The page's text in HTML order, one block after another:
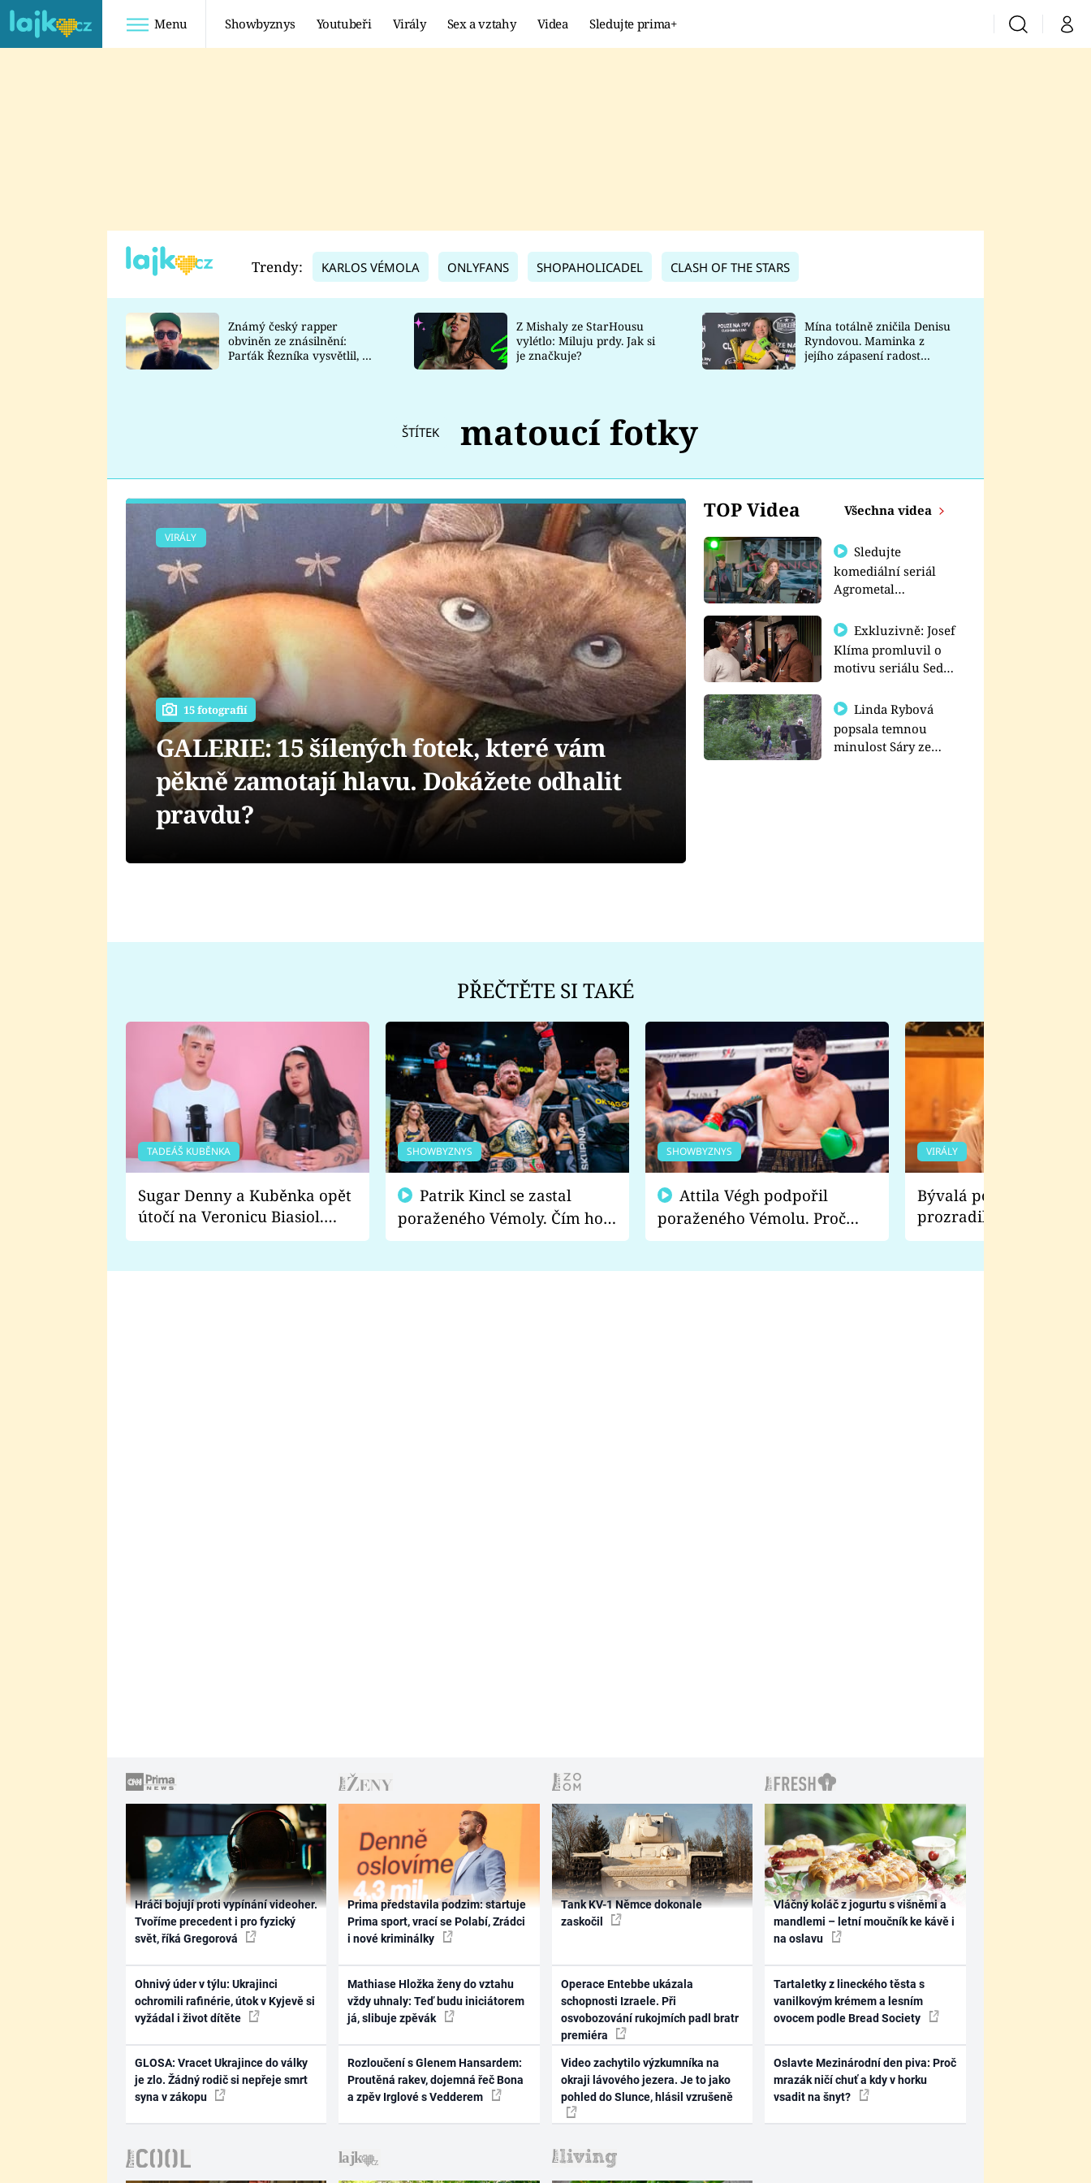
Menu Showbyznys Youtubeři Virály Sex a vztahy Videa Sledujte prima+ VyhledáváníMůj
TADEÁŠ KUBĚNKA
DATEL
Prima Lajk
Sledujte nás
Trendy: KARLOS VÉMOLA ONLYFANS SHOPAHOLICADEL CLASH OF THE STARS
Známý český rapper
obviněn ze znásilnění:
Parťák Řezníka vysvětlil, co
Z Mishaly ze StarHousu
vylétlo: Miluju prdy. Jak si
je značkuje?
Mína totálně zničila Denisu
Ryndovou. Maminka z
jejího zápasení radost
ŠTÍTEK matoucí fotky
TOP Videa Všechna videa
Sledujte
komediální seriál
Agrometal
prima+
Exkluzivně: Josef
Klíma promluvil o
motivu seriálu Sedm
Linda Rybová
popsala temnou
minulost Sáry ze
VIRÁLY
15 fotografií
GALERIE: 15 šílených fotek, které vám
pěkně zamotají hlavu. Dokážete odhalit
pravdu?
PŘEČTĚTE SI TAKÉ
TADEÁŠ KUBĚNKA
Sugar Denny a Kuběnka opět
útočí na Veronicu Biasiol.
Proč je podle nich falešná a
SHOWBYZNYS
poraženého Vémoly. Čím ho
fanoušci naštvali?
SHOWBYZNYS
poraženého Vémolu. Proč
chce raději zápasit s ním než
VIRÁLY
Bývalá pornoherečka
prozradila, co ji
natáčení Euforie.
Hráči bojují proti vypínání videoher.
Tvoříme precedent i pro fyzický
svět, říká Gregorová
Ohnivý úder v týlu: Ukrajinci
ochromili rafinérie, útok v Kyjevě si
vyžádal i život dítěte
GLOSA: Vracet Ukrajince do války
je zlo. Žádný rodič si nepřeje smrt
syna v zákopu
Prima představila podzim: startuje
Prima sport, vrací se Polabí, Zrádci
i nové kriminálky
Mathiase Hložka ženy do vztahu
vždy uhnaly: Teď budu iniciátorem
já, slibuje zpěvák
Rozloučení s Glenem Hansardem:
Proutěná rakev, dojemná řeč Bona
a zpěv Irglové s Vedderem
Tank KV-1 Němce dokonale
zaskočil
Operace Entebbe ukázala
schopnosti Izraele. Při
osvobozování rukojmích padl bratr
premiéra
Video zachytilo výzkumníka na
okraji lávového jezera. Je to jako
pohled do Slunce, hlásil vzrušeně
Vláčný koláč z jogurtu s višněmi a
mandlemi – letní moučník ke kávě i
na oslavu
Tartaletky z lineckého těsta s
vanilkovým krémem a lesním
ovocem podle Bread Society
Oslavte Mezinárodní den piva: Proč
mrazák ničí chuť a kdy v horku
vsadit na šnyt?